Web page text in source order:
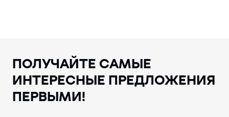
ПОЛУЧАЙТЕ САМЫЕ
ИНТЕРЕСНЫЕ ПРЕДЛОЖЕНИЯ
ПЕРВЫМИ!